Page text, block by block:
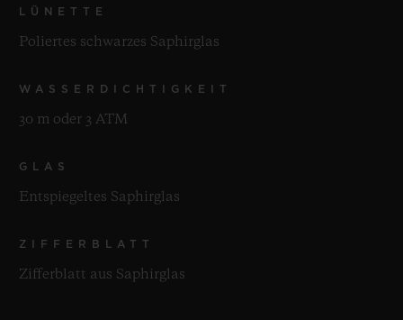
LÜNETTE
Poliertes schwarzes Saphirglas
WASSERDICHTIGKEIT
30 m oder 3 ATM
GLAS
Entspiegeltes Saphirglas
ZIFFERBLATT
Zifferblatt aus Saphirglas